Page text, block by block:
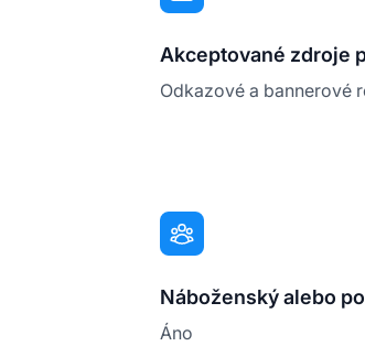
Akceptované zdroje
Odkazové a bannerové
Náboženský alebo
Áno